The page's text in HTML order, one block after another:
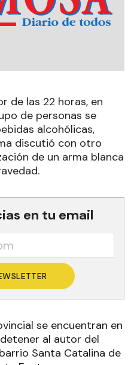
de las 22 horas, en
de personas se
alcohólicas,
discutió con otro
de un arma blanca
en tu email
se encuentran en
al autor del
Santa Catalina de